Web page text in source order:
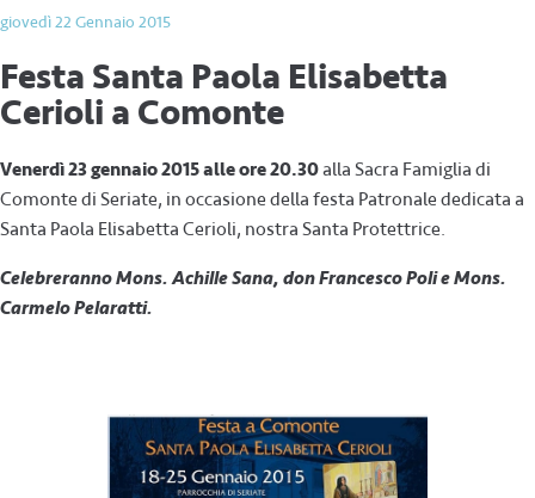
giovedì 22 Gennaio 2015
Festa Santa Paola Elisabetta
Cerioli a Comonte
Venerdì 23 gennaio 2015 alle ore 20.30alla Sacra Famiglia di
Comonte di Seriate, in occasione della festa Patronale dedicata a
Santa Paola Elisabetta Cerioli, nostra Santa Protettrice.
Celebreranno Mons. Achille Sana, don Francesco Poli e Mons.
Carmelo Pelaratti.